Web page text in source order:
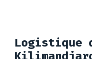
Logistique